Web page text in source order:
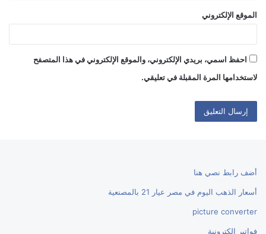
الموقع الإلكتروني
احفظ اسمي، بريدي الإلكتروني، والموقع الإلكتروني في هذا المتصفح
لاستخدامها المرة المقبلة في تعليقي.
أضف رابط نصي هنا
أسعار الذهب اليوم في مصر عيار 21 بالمصنعية
picture converter
فواتير إلكترونية